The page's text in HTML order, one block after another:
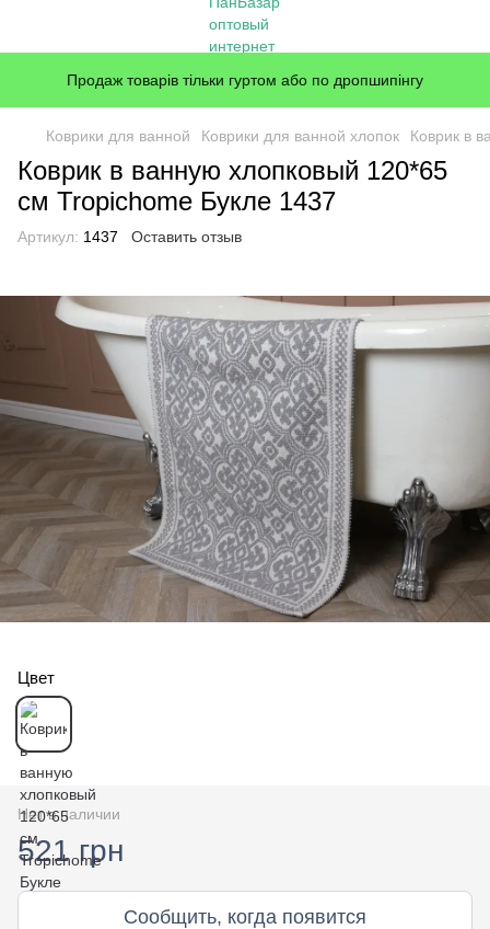
Продаж товарів тільки гуртом або по дропшипінгу
Коврики для ванной Коврики для ванной хлопок Коврик в
Коврик в ванную хлопковый 120*65
см Tropichome Букле 1437
Артикул: 1437 Оставить отзыв
Цвет
Нет в наличии
521 грн
Сообщить, когда появится